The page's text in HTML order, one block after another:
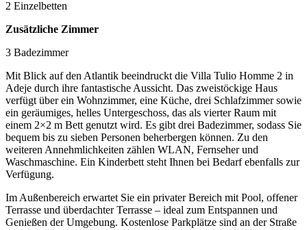
2 Einzelbetten
Zusätzliche Zimmer
3 Badezimmer
Mit Blick auf den Atlantik beeindruckt die Villa Tulio Homme 2 in
Adeje durch ihre fantastische Aussicht. Das zweistöckige Haus
verfügt über ein Wohnzimmer, eine Küche, drei Schlafzimmer sowie
ein geräumiges, helles Untergeschoss, das als vierter Raum mit
einem 2×2 m Bett genutzt wird. Es gibt drei Badezimmer, sodass Sie
bequem bis zu sieben Personen beherbergen können. Zu den
weiteren Annehmlichkeiten zählen WLAN, Fernseher und
Waschmaschine. Ein Kinderbett steht Ihnen bei Bedarf ebenfalls zur
Verfügung.
Im Außenbereich erwartet Sie ein privater Bereich mit Pool, offener
Terrasse und überdachter Terrasse – ideal zum Entspannen und
Genießen der Umgebung. Kostenlose Parkplätze sind an der Straße